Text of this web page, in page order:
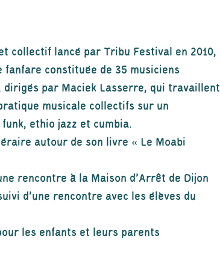
collectif lancé par Tribu Festival en 2010,
fanfare constituée de 35 musiciens
dirigés par Maciek Lasserre, qui travaillent
musicale collectifs sur un
ethio jazz et cumbia.
autour de son livre « Le Moabi
rencontre à la Maison d’Arrêt de Dijon
d’une rencontre avec les élèves du
les enfants et leurs parents